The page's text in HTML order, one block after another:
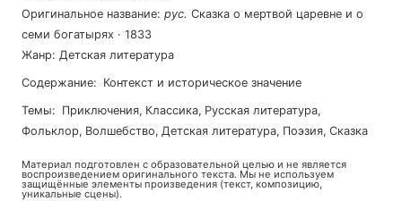
Оригинальное название: рус. Сказка о мертвой царевне и о
семи богатырях · 1833
Жанр: Детская литература
Содержание: Контекст и историческое значение
Темы: приключения, классика, русская литература,
фольклор, волшебство, детская литература, поэзия, сказка
Материал подготовлен с образовательной целью и не является
воспроизведением оригинального текста. Мы не используем
защищённые элементы произведения (текст, композицию,
уникальные сцены).